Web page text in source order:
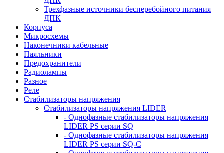
Трехфазные источники бесперебойного питания
ДПК
Корпуса
Микросхемы
Наконечники кабельные
Паяльники
Предохранители
Радиолампы
Разное
Реле
Стабилизаторы напряжения
Стабилизаторы напряжения LIDER
- Однофазные стабилизаторы напряжения
LIDER PS серии SQ
- Однофазные стабилизаторы напряжения
LIDER PS серии SQ-C